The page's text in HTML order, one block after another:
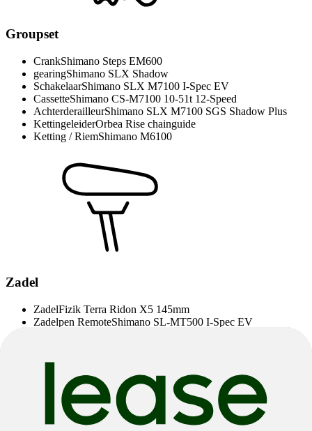
Groupset
CrankShimano Steps EM600
gearingShimano SLX Shadow
SchakelaarShimano SLX M7100 I-Spec EV
CassetteShimano CS-M7100 10-51t 12-Speed
AchterderailleurShimano SLX M7100 SGS Shadow Plus
KettingeleiderOrbea Rise chainguide
Ketting / RiemShimano M6100
Zadel
ZadelFizik Terra Ridon X5 145mm
Zadelpen RemoteShimano SL-MT500 I-Spec EV